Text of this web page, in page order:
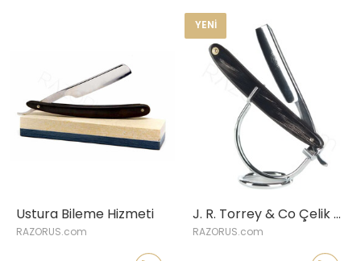
Ustura Bileme Hizmeti
RAZORUS.com
YENI
J. R. Torrey & Co Çelik Ustura, Manda Boynuzu Saplı
RAZORUS.com